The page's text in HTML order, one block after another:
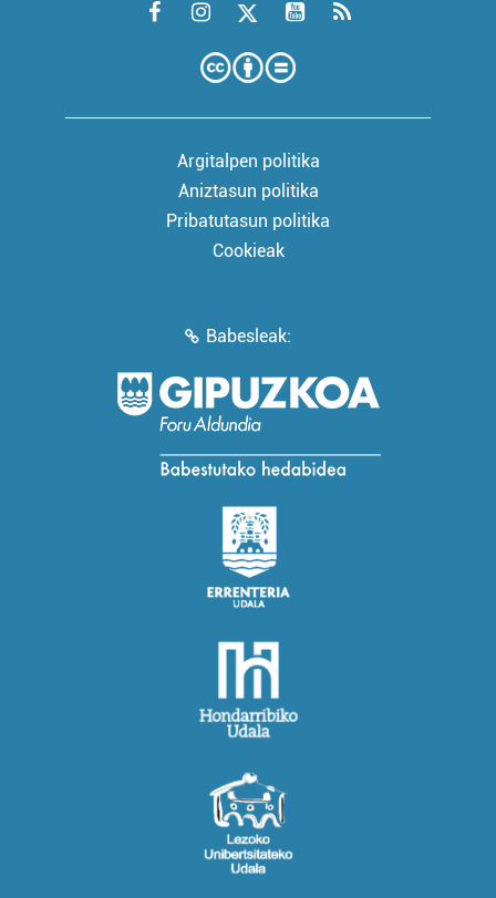
Argitalpen politika
Aniztasun politika
Pribatutasun politika
Cookieak
Babesleak: